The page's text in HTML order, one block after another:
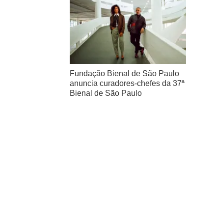
Fundação Bienal de São Paulo
anuncia curadores-chefes da 37ª
Bienal de São Paulo